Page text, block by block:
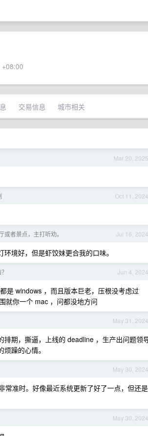
交易信息 城市相关
Mar 20, 2025
Oct 11, 2024
Jul 16, 2024
者景点，主打听劝。
境好，但是虾饺妹更合我的口味。
Jun 4, 2024
是 windows ，而且版本巨老，压根没考虑过
就你一个 mac ，问都没地方问
May 31, 2024
期，撕逼，上线的 deadline ，生产出问题领
躁的心情。
May 30, 2024
常准时。好像最近系统更新了好了一点，但还是
May 30, 2024